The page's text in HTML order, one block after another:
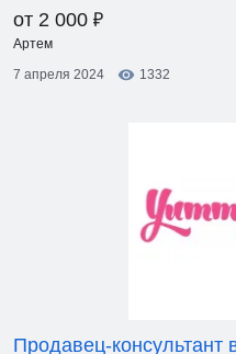
от 2 000 ₽
Артем
7 апреля 2024
1332
Продавец-консультант